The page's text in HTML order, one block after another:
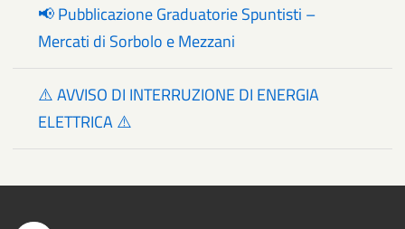
📢 Pubblicazione Graduatorie Spuntisti –
Mercati di Sorbolo e Mezzani
⚠️ AVVISO DI INTERRUZIONE DI ENERGIA
ELETTRICA ⚠️